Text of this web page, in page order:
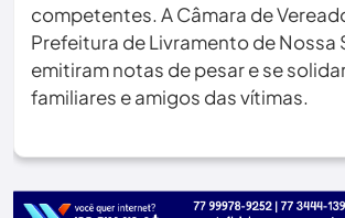
competentes. A Câmara de
Prefeitura de Livramento de Nossa
emitiram notas de pesar e se
familiares e amigos das vítimas.